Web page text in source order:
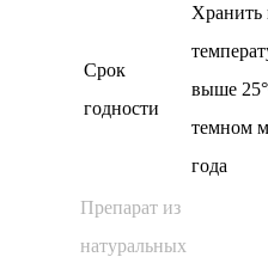
Cрок
годности
Хранить
выше
темном
года
Препарат из
натуральных